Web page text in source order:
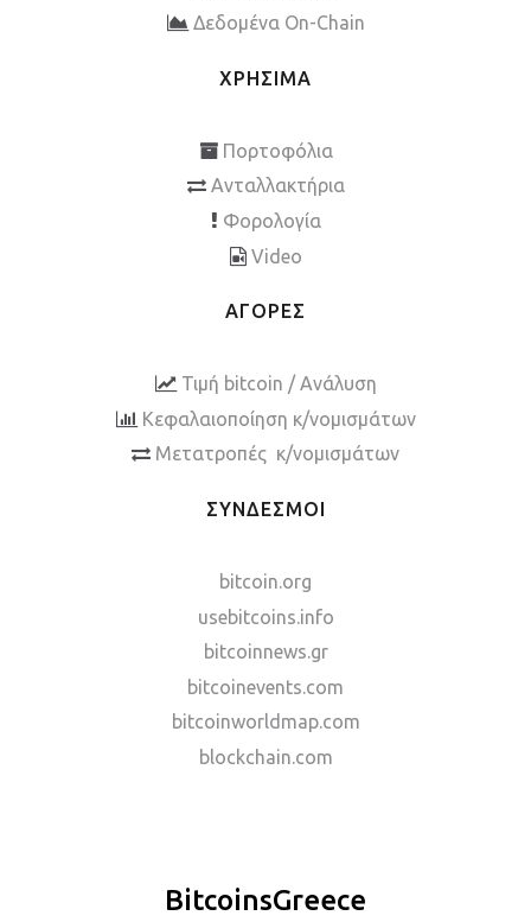
Δεδομένα On-Chain
ΧΡΗΣΙΜΑ
Πορτοφόλια
Ανταλλακτήρια
Φορολογία
Video
ΑΓΟΡΕΣ
Τιμή bitcoin / Ανάλυση
Κεφαλαιοποίηση κ/νομισμάτων
Μετατροπές κ/νομισμάτων
ΣΥΝΔΕΣΜΟΙ
bitcoin.org
usebitcoins.info
bitcoinnews.gr
bitcoinevents.com
bitcoinworldmap.com
blockchain.com
BitcoinsGreece